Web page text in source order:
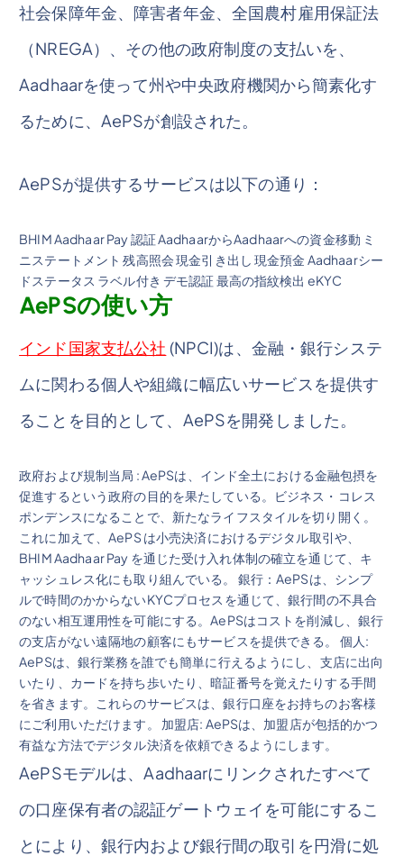
社会保障年金、障害者年金、全国農村雇用保証法
（NREGA）、その他の政府制度の支払いを、
Aadhaarを使って州や中央政府機関から簡素化す
るために、AePSが創設された。
AePSが提供するサービスは以下の通り：
BHIM Aadhaar Pay 認証 AadhaarからAadhaarへの資金移動 ミ
ニステートメント 残高照会 現金引き出し 現金預金 Aadhaarシー
ドステータス ラベル付き デモ認証 最高の指紋検出 eKYC
AePSの使い方
インド国家支払公社 (NPCI)は、金融・銀行システ
ムに関わる個人や組織に幅広いサービスを提供す
ることを目的として、AePSを開発しました。
政府および規制当局 : AePSは、インド全土における金融包摂を
促進するという政府の目的を果たしている。ビジネス・コレス
ポンデンスになることで、新たなライフスタイルを切り開く。
これに加えて、AePS は小売決済におけるデジタル取引や、
BHIM Aadhaar Pay を通じた受け入れ体制の確立を通じて、キ
ャッシュレス化にも取り組んでいる。 銀行：AePSは、シンプ
ルで時間のかからないKYCプロセスを通じて、銀行間の不具合
のない相互運用性を可能にする。AePSはコストを削減し、銀行
の支店がない遠隔地の顧客にもサービスを提供できる。 個人:
AePSは、銀行業務を誰でも簡単に行えるようにし、支店に出向
いたり、カードを持ち歩いたり、暗証番号を覚えたりする手間
を省きます。これらのサービスは、銀行口座をお持ちのお客様
にご利用いただけます。 加盟店: AePSは、加盟店が包括的かつ
有益な方法でデジタル決済を依頼できるようにします。
AePSモデルは、Aadhaarにリンクされたすべて
の口座保有者の認証ゲートウェイを可能にするこ
とにより、銀行内および銀行間の取引を円滑に処